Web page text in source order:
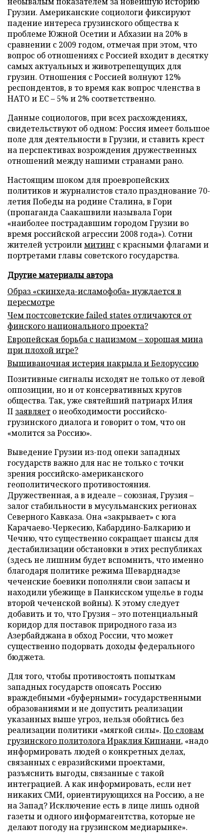
Грузии. Американские социологи фиксируют
падение интереса грузинского общества к
проблеме Южной Осетии и Абхазии на 20% в
сравнении с 2009 годом, отмечая при этом, что
вопрос об отношениях с Россией входит в десятку
самых актуальных и животрепещущих для
грузин. Отношения с Россией волнуют 12%
респондентов, в то время как вопрос членства в
НАТО и ЕС – 5% и 2% соответственно.
Данные социологов, при всех расхождениях,
свидетельствуют об одном: Россия имеет большое
поле для деятельности в Грузии, и ставить крест
на перспективах возрождения дружественных
отношений между нашими странами рано.
Настоящим шоком для проевропейских
политиков и журналистов стало празднование 70-
летия Победы на родине Сталина, в Гори
(пропаганда Саакашвили называла Гори
«наиболее пострадавшим городом Грузии во
время российской агрессии 2008 года»). Сотни
жителей устроилимитинг с красными флагами и
портретами главы советского государства.
Другие материалы автора
Образ «скинхеда-исламофоба» нуждается в
пересмотре
Чем постсоветские failed states отличаются от
финского национального проекта?
Европейская борьба с нацизмом – хорошая мина
при плохой игре?
Вышиваночная истерия накрыла и Белоруссию
Позитивные сигналы исходят не только от левой
оппозиции, но и от консервативных кругов
общества. Так, уже святейший патриарх Илия
II заявляет о необходимости российско-
грузинского диалога и говорит о том, что он
«молится за Россию».
Выведение Грузии из-под опеки западных
государств важно для нас не только с точки
зрения российско-американского
геополитического противостояния.
Дружественная, а в идеале – союзная, Грузия –
залог стабильности в мусульманских регионах
Северного Кавказа. Она «закрывает» с юга
Карачаево-Черкесию, Кабардино-Балкарию и
Чечню, что существенно сокращает шансы для
дестабилизации обстановки в этих республиках
(здесь не лишним будет вспомнить, что именно
благодаря политике режима Шеварднадзе
чеченские боевики пополняли свои запасы и
находили убежище в Панкисском ущелье в годы
второй чеченской войны). К этому следует
добавить и то, что Грузия – это потенциальный
коридор для поставок природного газа из
Азербайджана в обход России, что может
существенно подорвать доходы федерального
бюджета.
Для того, чтобы противостоять попыткам
западных государств опоясать Россию
враждебными «буферными» государственными
образованиями и не допустить реализации
указанных выше угроз, нельзя обойтись без
реализации политики «мягкой силы». По словам
грузинского политолога Ираклия Кипиани, «надо
информировать людей о конкретных делах,
связанных с евразийскими проектами,
разъяснить выгоды, связанные с такой
интеграцией. А как информировать, если нет
никаких СМИ, ориентирующихся на Россию, а не
на Запад? Исключение есть в лице лишь одной
газеты и одного информагентства, которые не
делают погоду на грузинском медиарынке».